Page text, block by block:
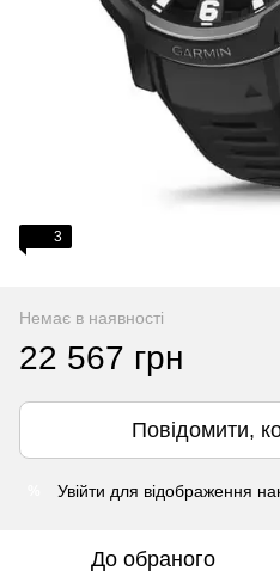
3
Немає в наявності
22 567 грн
Повідомити,
Увійти для відображення
До обраного